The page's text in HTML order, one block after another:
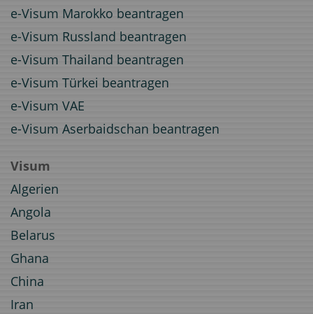
e-Visum Marokko beantragen
e-Visum Russland beantragen
e-Visum Thailand beantragen
e-Visum Türkei beantragen
e-Visum VAE
e-Visum Aserbaidschan beantragen
Visum
Algerien
Angola
Belarus
Ghana
China
Iran